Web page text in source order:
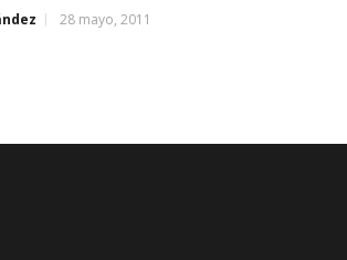
28 mayo, 2011